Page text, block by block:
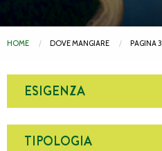
HOME DOVE MANGIARE PAGINA 3
ESIGENZA
TIPOLOGIA